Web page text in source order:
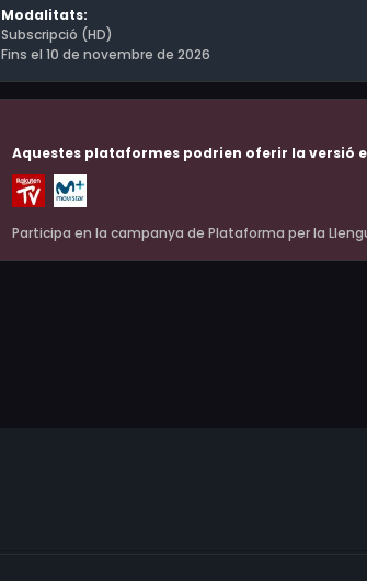
Modalitats:
Subscripció (HD)
Fins el 10 de novembre de 2026
Aquestes plataformes podrien oferir la versió
Participa en la campanya de Plataforma per la